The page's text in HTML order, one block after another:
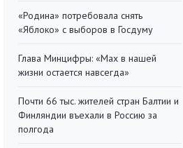
«Родина» потребовала снять
«Яблоко» с выборов в Госдуму
Глава Минцифры: «Мах в нашей
жизни остается навсегда»
Почти 66 тыс. жителей стран Балтии и
Финляндии въехали в Россию за
полгода